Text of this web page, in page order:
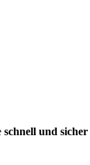
schnell und sicher